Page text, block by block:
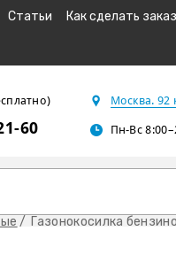
Статьи Как сделать заказ
60
Москва.
Пн-Вс
Газонокосилка